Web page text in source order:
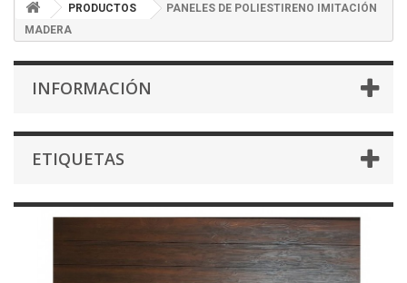
PRODUCTOS
PANELES DE POLIESTIRENO IMITACIÓN
MADERA
INFORMACIÓN
ETIQUETAS